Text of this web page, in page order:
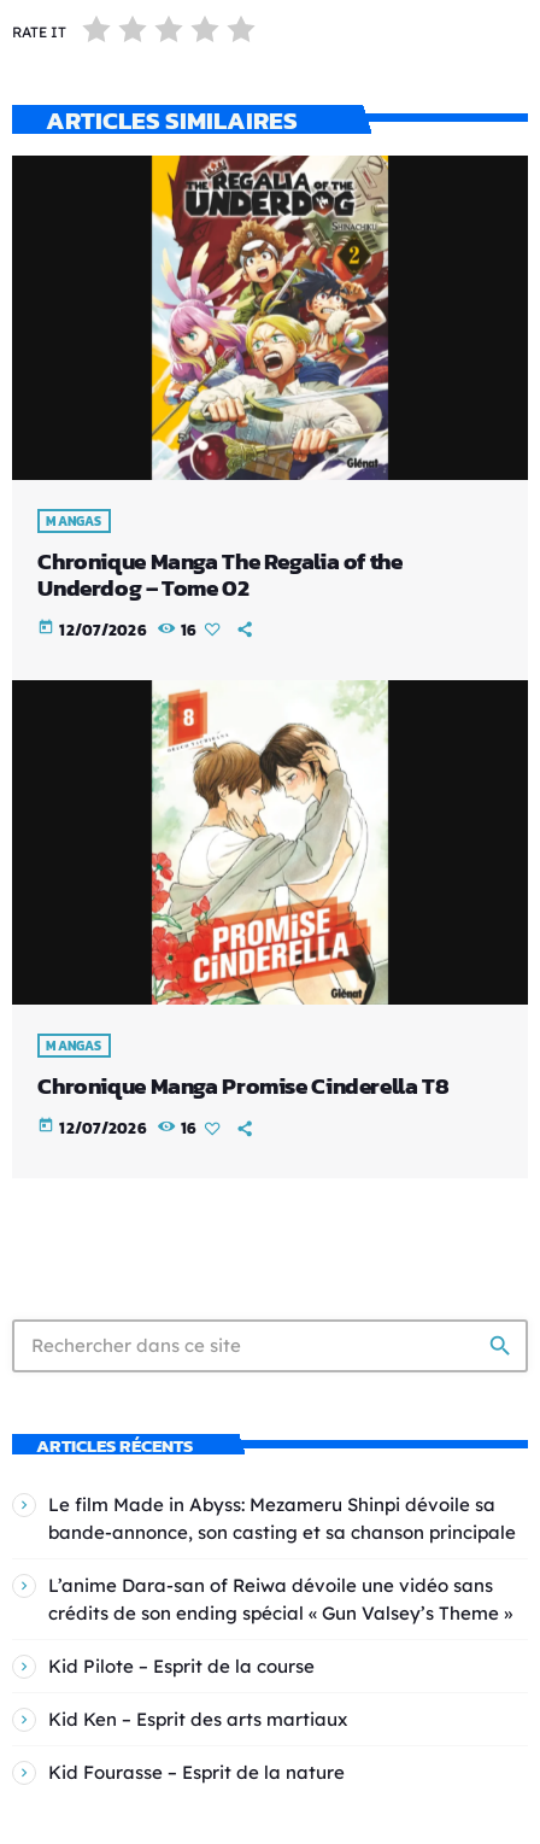
RATE IT
ARTICLES SIMILAIRES
MANGAS
Chronique Manga The Regalia of the
Underdog – Tome 02
today 12/07/2026 16
MANGAS
Chronique Manga Promise Cinderella T8
today 12/07/2026 16
search
ARTICLES RÉCENTS
Le film Made in Abyss: Mezameru Shinpi dévoile sa
bande-annonce, son casting et sa chanson principale
L’anime Dara-san of Reiwa dévoile une vidéo sans
crédits de son ending spécial « Gun Valsey’s Theme »
Kid Pilote – Esprit de la course
Kid Ken – Esprit des arts martiaux
Kid Fourasse – Esprit de la nature